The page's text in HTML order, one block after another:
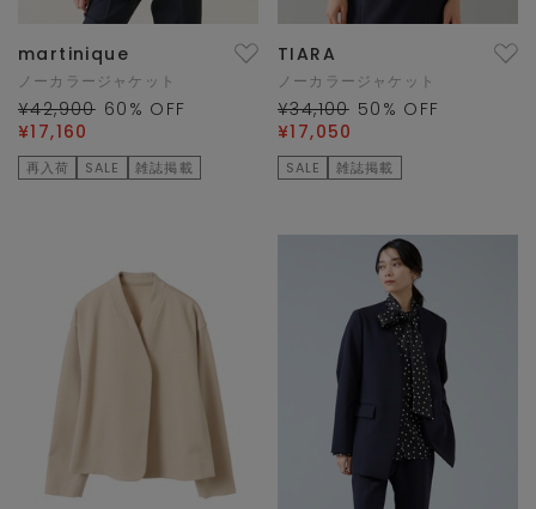
martinique
ノーカラージャケット
¥42,900 60 % OFF
¥17,160
再入荷 SALE 雑誌掲載
TIARA
ノーカラージャケット
¥34,100 50 % OFF
¥17,050
SALE 雑誌掲載